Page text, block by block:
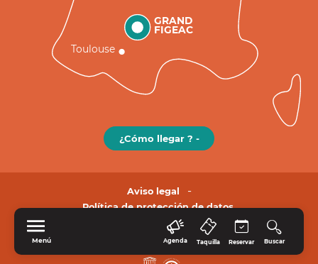
Menú Agenda Taquilla Reservar Buscar
GRAND
FIGEAC
Toulouse
¿Cómo llegar ? -
Aviso legal
Política de protección de datos.